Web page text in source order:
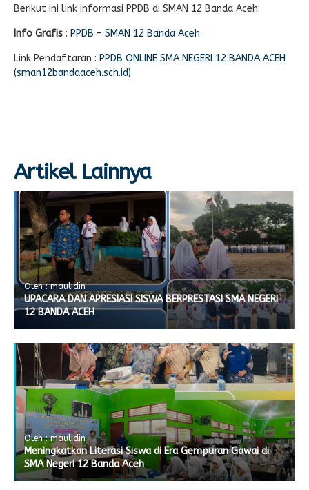
Berikut ini link informasi PPDB di SMAN 12 Banda Aceh:
Info Grafis : PPDB – SMAN 12 Banda Aceh
Link Pendaftaran : PPDB ONLINE SMA NEGERI 12 BANDA ACEH
(sman12bandaaceh.sch.id)
Artikel Lainnya
Oleh : maulidin
UPACARA DAN APRESIASI SISWA BERPRESTASI SMA NEGERI
12 BANDA ACEH
Oleh : maulidin
Meningkatkan Literasi Siswa di Era Gempuran Gawai di
SMA Negeri 12 Banda Aceh